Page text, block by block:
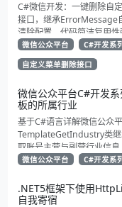
C#微信开发：一键删除
接口，继承ErrorMessage
清除配置。代码简洁复用
取状态。适合动态管理公
微信公众平台 C#开发系
自定义菜单删除接口
微信公众平台C#开发
板的所属行业
基于C#语言详解微信公众
TemplateGetIndustry类
取账号主营与副营行业信
与second_class数据，为
微信公众平台 C#开发系
.NET5框架下使用
自我寄宿